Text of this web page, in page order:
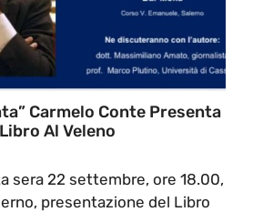
Carmelo Conte Presenta
Al Veleno
sera 22 settembre, ore 18.00,
presentazione del Libro